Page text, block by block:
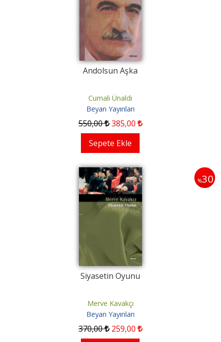
Andolsun Aşka
Cumali Ünaldı
Beyan Yayınları
550,00 385,00
Sepete Ekle
%30
Siyasetin Oyunu
Merve Kavakçı
Beyan Yayınları
370,00 259,00